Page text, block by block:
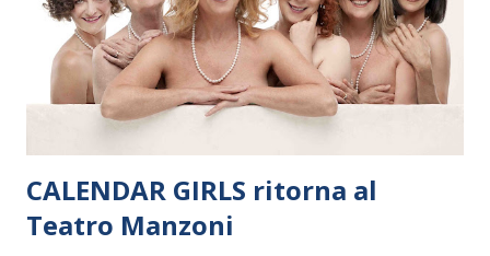
giovani artisti della Baltic Sea Youth Philharmonic per la quarta
volta. L’orchestra, fondata nel 2008 da Kristjan Järvi (affiancato
da un prestigioso consiglio di consulent...
CALENDAR GIRLS ritorna al
Teatro Manzoni